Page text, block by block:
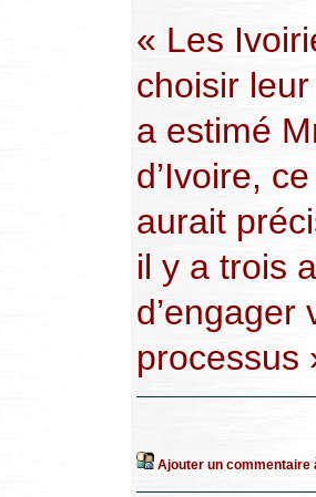
« Les
choisir
a estimé
d’Ivoire,
aurait
il y a trois
d’engager
processus
Ajouter un commentaire